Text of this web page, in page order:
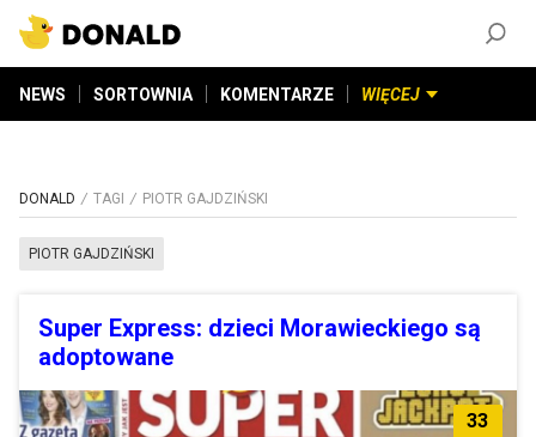
NEWS SORTOWNIA KOMENTARZE WIĘCEJ
DONALD TAGI PIOTR GAJDZIŃSKI
PIOTR GAJDZIŃSKI
Super Express: dzieci Morawieckiego są
adoptowane
33